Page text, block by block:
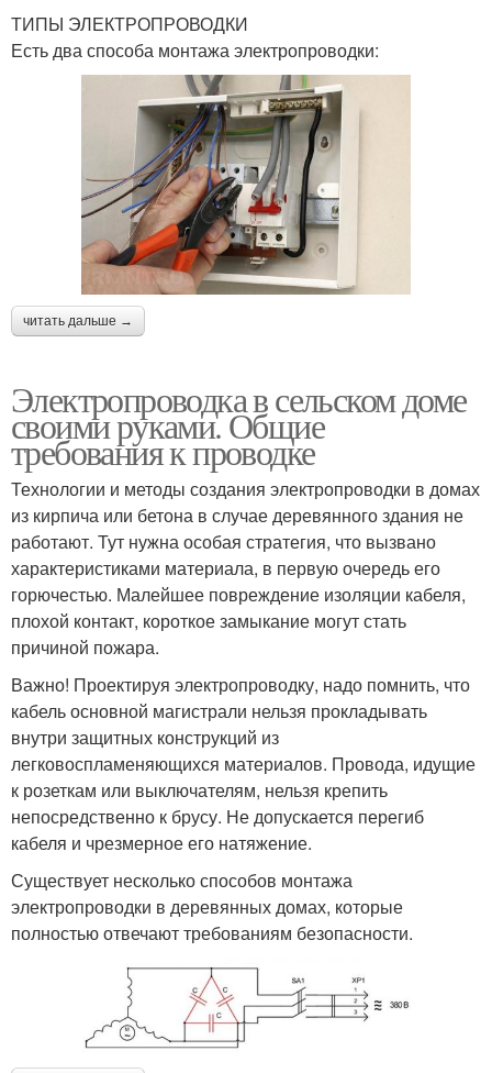
ТИПЫ ЭЛЕКТРОПРОВОДКИ
Есть два способа монтажа электропроводки:
читать дальше →
Электропроводка в сельском доме
своими руками. Общие
требования к проводке
Технологии и методы создания электропроводки в домах
из кирпича или бетона в случае деревянного здания не
работают. Тут нужна особая стратегия, что вызвано
характеристиками материала, в первую очередь его
горючестью. Малейшее повреждение изоляции кабеля,
плохой контакт, короткое замыкание могут стать
причиной пожара.
Важно! Проектируя электропроводку, надо помнить, что
кабель основной магистрали нельзя прокладывать
внутри защитных конструкций из
легковоспламеняющихся материалов. Провода, идущие
к розеткам или выключателям, нельзя крепить
непосредственно к брусу. Не допускается перегиб
кабеля и чрезмерное его натяжение.
Существует несколько способов монтажа
электропроводки в деревянных домах, которые
полностью отвечают требованиям безопасности.